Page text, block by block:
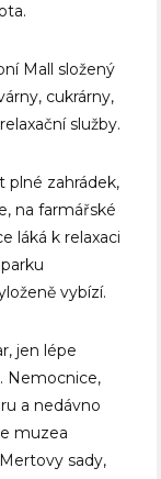
Mall složený
cukrárny,
služby.
plné zahrádek,
na farmářské
láká k relaxaci
vybízí.
jen lépe
Nemocnice,
a nedávno
muzea
sady,